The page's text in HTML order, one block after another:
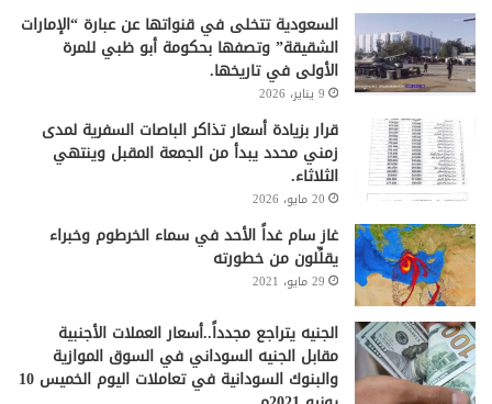
السعودية تتخلى في قنواتها عن عبارة “الإمارات
الشقيقة” وتصفها بحكومة أبو ظبي للمرة
الأولى في تاريخها.
9 يناير، 2026
قرار بزيادة أسعار تذاكر الباصات السفرية لمدى
زمني محدد يبدأ من الجمعة المقبل وينتهي
الثلاثاء.
20 مايو، 2026
غاز سام غداً الأحد في سماء الخرطوم وخبراء
يقلِّلون من خطورته
29 مايو، 2021
الجنيه يتراجع مجدداً..أسعار العملات الأجنبية
مقابل الجنيه السوداني في السوق الموازية
والبنوك السودانية في تعاملات اليوم الخميس 10